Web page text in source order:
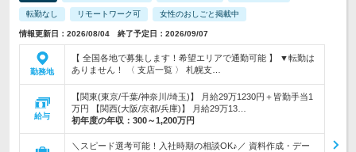
転勤なし リモートワーク可 女性のおしごと掲載中
情報更新日：2026/08/04 終了予定日：2026/09/07
勤務地
【 全国各地で募集します！希望エリアで通勤可能 】 ▼転勤は
ありません！ 〈 支店一覧 〉 札幌支…
給与
【関東(東京/千葉/神奈川/埼玉)】 月給29万1230円＋皆勤手当1
万円 【関西(大阪/京都/兵庫)】 月給29万13…
初年度の年収： 300～1,200万円
＼スピード選考可能！入社時期の相談OK♪／ 資料作成・デー